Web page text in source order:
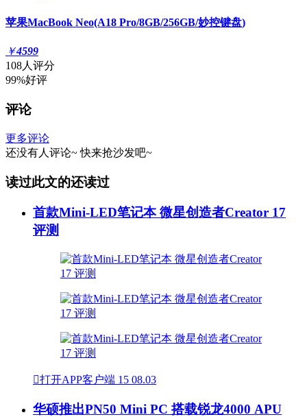
苹果MacBook Neo(A18 Pro/8GB/256GB/妙控键盘)
￥4599
108人评分
99%好评
评论
更多评论
还没有人评论~ 快来抢沙发吧~
读过此文的还读过
首款Mini-LED笔记本 微星创造者Creator 17
评测
打开APP客户端 15 08.03
华硕推出PN50 Mini PC 搭载锐龙4000 APU